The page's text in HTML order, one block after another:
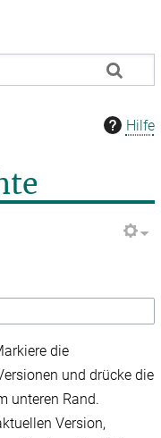
Hilfe
die
und drücke die
unteren Rand.
Version,